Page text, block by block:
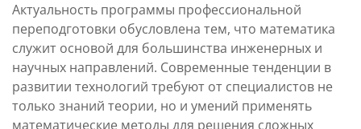
Актуальность программы профессиональной
переподготовки обусловлена тем, что математика
служит основой для большинства инженерных и
научных направлений. Современные тенденции в
развитии технологий требуют от специалистов не
только знаний теории, но и умений применять
математические методы для решения сложных